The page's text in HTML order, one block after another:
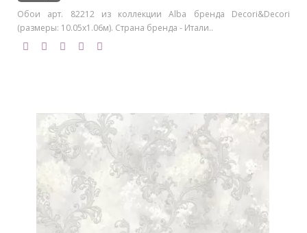
Обои арт. 82212 из коллекции Alba бренда Decori&Decori
(размеры: 10.05х1.06м). Страна бренда - Итали..